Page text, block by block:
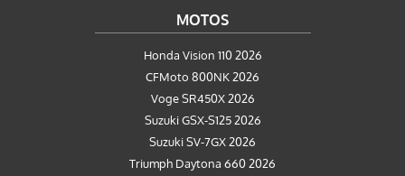
MOTOS
Honda Vision 110 2026
CFMoto 800NK 2026
Voge SR450X 2026
Suzuki GSX-S125 2026
Suzuki SV-7GX 2026
Triumph Daytona 660 2026